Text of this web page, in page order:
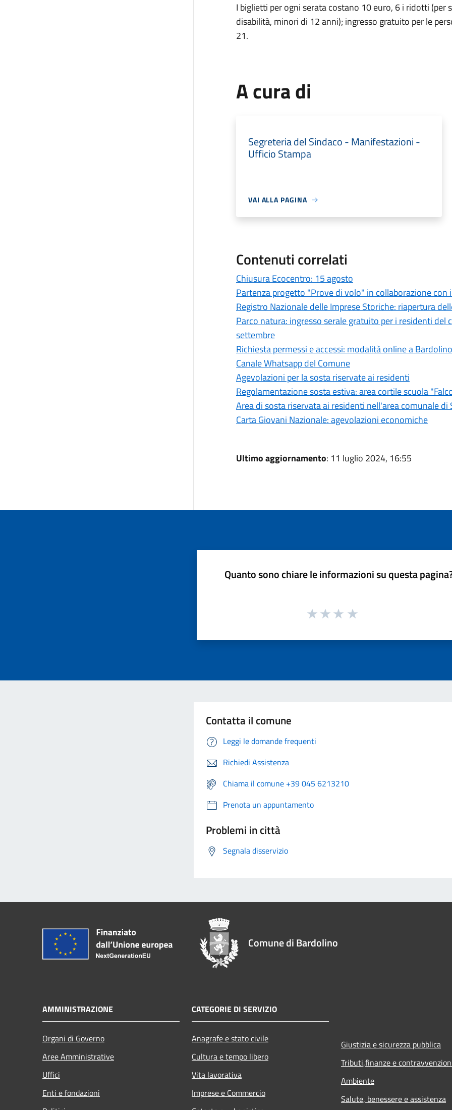
I biglietti per ogni serata costano 10 euro, 6 i ridotti (per
disabilità, minori di 12 anni); ingresso gratuito per le
21.
A cura di
Segreteria del Sindaco - Manifestazioni -
Ufficio Stampa
VAI ALLA PAGINA
Contenuti correlati
Chiusura Ecocentro: 15 agosto
Partenza progetto "Prove di volo" in collaborazione con
Registro Nazionale delle Imprese Storiche: riapertura
Parco natura: ingresso serale gratuito per i residenti
settembre
Richiesta permessi e accessi: modalità online a Bardolino
Canale Whatsapp del Comune
Agevolazioni per la sosta riservate ai residenti
Regolamentazione sosta estiva: area cortile scuola
Area di sosta riservata ai residenti nell'area comunale di
Carta Giovani Nazionale: agevolazioni economiche
Ultimo aggiornamento: 11 luglio 2024, 16:55
Quanto sono chiare le informazioni su questa
Contatta il comune
Leggi le domande frequenti
Richiedi Assistenza
Chiama il comune +39 045 6213210
Prenota un appuntamento
Problemi in città
Segnala disservizio
Comune di Bardolino
AMMINISTRAZIONE
Organi di Governo
Aree Amministrative
Uffici
Enti e fondazioni
CATEGORIE DI SERVIZIO
Anagrafe e stato civile
Cultura e tempo libero
Vita lavorativa
Imprese e Commercio
Giustizia e sicurezza pubblica
Tributi,finanze e
Ambiente
Salute, benessere e assistenza